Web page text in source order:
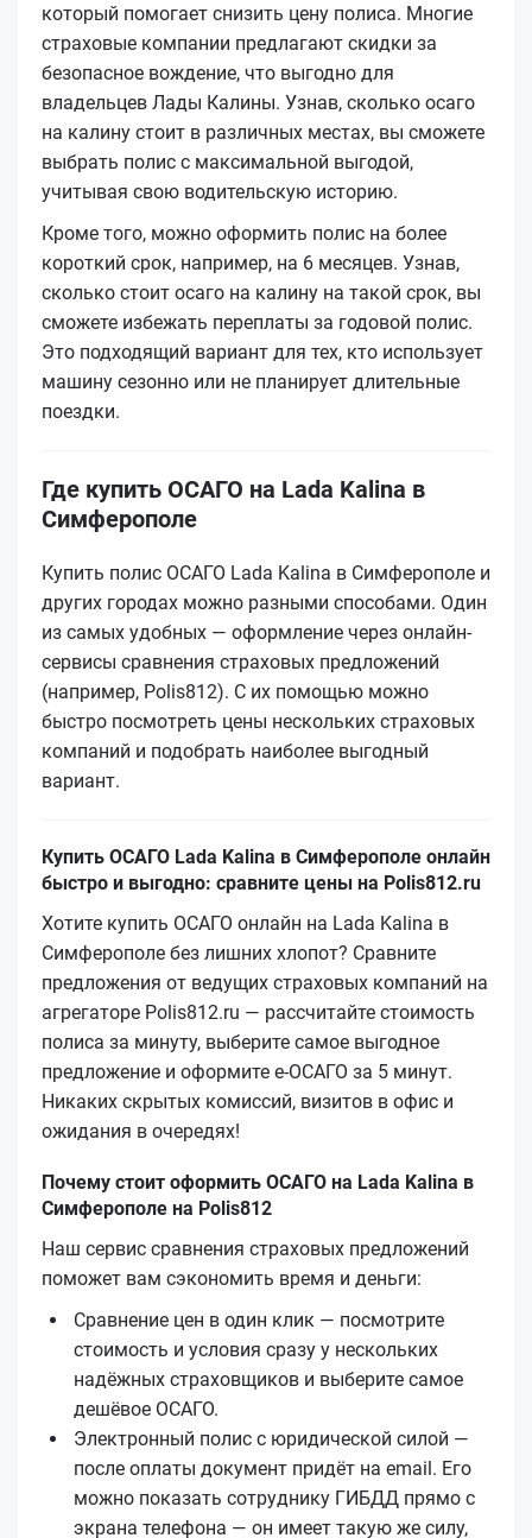
который помогает снизить цену полиса. Многие
страховые компании предлагают скидки за
безопасное вождение, что выгодно для
владельцев Лады Калины. Узнав, сколько осаго
на калину стоит в различных местах, вы сможете
выбрать полис с максимальной выгодой,
учитывая свою водительскую историю.
Кроме того, можно оформить полис на более
короткий срок, например, на 6 месяцев. Узнав,
сколько стоит осаго на калину на такой срок, вы
сможете избежать переплаты за годовой полис.
Это подходящий вариант для тех, кто использует
машину сезонно или не планирует длительные
поездки.
Где купить ОСАГО на Lada Kalina в
Симферополе
Купить полис ОСАГО Lada Kalina в Симферополе и
других городах можно разными способами. Один
из самых удобных — оформление через онлайн-
сервисы сравнения страховых предложений
(например, Polis812). С их помощью можно
быстро посмотреть цены нескольких страховых
компаний и подобрать наиболее выгодный
вариант.
Купить ОСАГО Lada Kalina в Симферополе онлайн
быстро и выгодно: сравните цены на Polis812.ru
Хотите купить ОСАГО онлайн на Lada Kalina в
Симферополе без лишних хлопот? Сравните
предложения от ведущих страховых компаний на
агрегаторе Polis812.ru — рассчитайте стоимость
полиса за минуту, выберите самое выгодное
предложение и оформите е‑ОСАГО за 5 минут.
Никаких скрытых комиссий, визитов в офис и
ожидания в очередях!
Почему стоит оформить ОСАГО на Lada Kalina в
Симферополе на Polis812
Наш сервис сравнения страховых предложений
поможет вам сэкономить время и деньги:
Сравнение цен в один клик — посмотрите
стоимость и условия сразу у нескольких
надёжных страховщиков и выберите самое
дешёвое ОСАГО.
Электронный полис с юридической силой —
после оплаты документ придёт на email. Его
можно показать сотруднику ГИБДД прямо с
экрана телефона — он имеет такую же силу,